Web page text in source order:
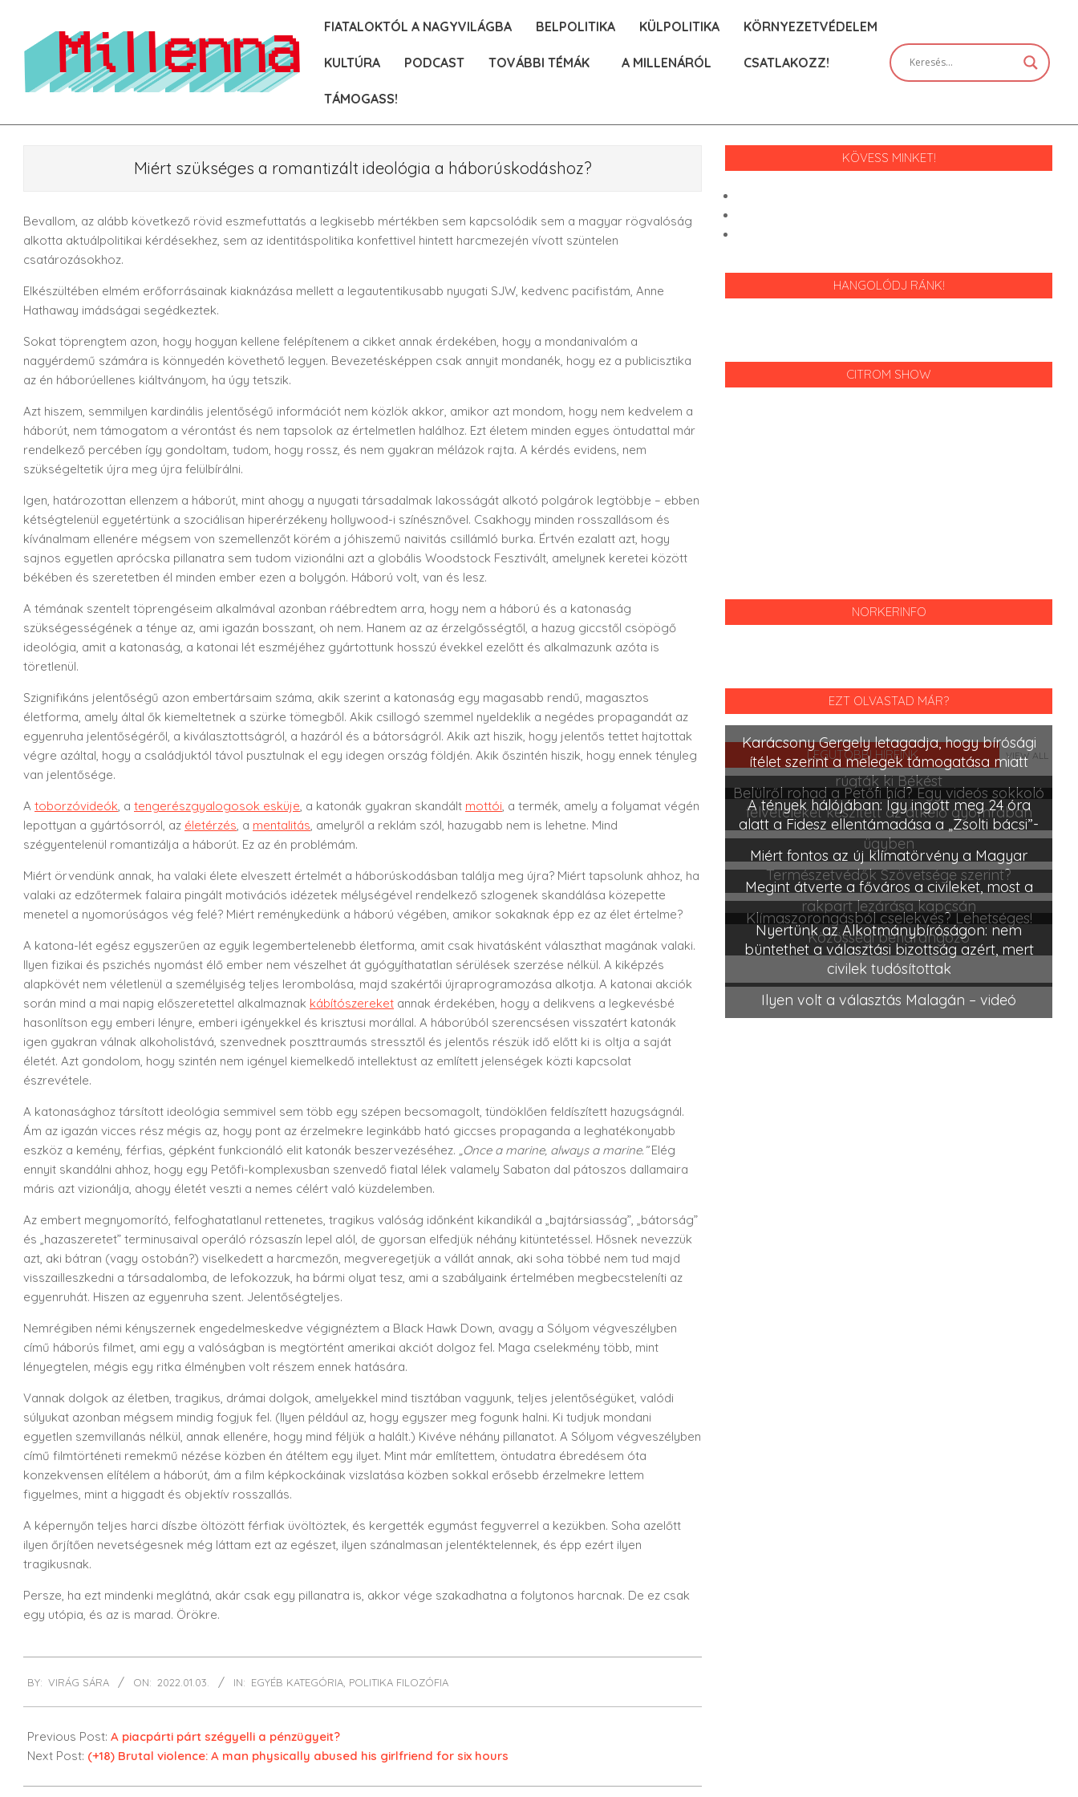
content
FIATALOKTÓL A NAGYVILÁGBA BELPOLITIKA KÜLPOLITIKA KÖRNYEZETVÉDELEM
KULTÚRA PODCAST TOVÁBBI TÉMÁK A MILLENÁRÓL CSATLAKOZZ!
TÁMOGASS!
Miért szükséges a romantizált ideológia a háborúskodáshoz?
Bevallom, az alább következő rövid eszmefuttatás a legkisebb mértékben sem kapcsolódik sem a magyar rögvalóság
alkotta aktuálpolitikai kérdésekhez, sem az identitáspolitika konfettivel hintett harcmezején vívott szüntelen
csatározásokhoz.
Elkészültében elmém erőforrásainak kiaknázása mellett a legautentikusabb nyugati SJW, kedvenc pacifistám, Anne
Hathaway imádságai segédkeztek.
Sokat töprengtem azon, hogy hogyan kellene felépítenem a cikket annak érdekében, hogy a mondanivalóm a
nagyérdemű számára is könnyedén követhető legyen. Bevezetésképpen csak annyit mondanék, hogy ez a publicisztika
az én háborúellenes kiáltványom, ha úgy tetszik.
Azt hiszem, semmilyen kardinális jelentőségű információt nem közlök akkor, amikor azt mondom, hogy nem kedvelem a
háborút, nem támogatom a vérontást és nem tapsolok az értelmetlen halálhoz. Ezt életem minden egyes öntudattal már
rendelkező percében így gondoltam, tudom, hogy rossz, és nem gyakran mélázok rajta. A kérdés evidens, nem
szükségeltetik újra meg újra felülbírálni.
Igen, határozottan ellenzem a háborút, mint ahogy a nyugati társadalmak lakosságát alkotó polgárok legtöbbje – ebben
kétségtelenül egyetértünk a szociálisan hiperérzékeny hollywood-i színésznővel. Csakhogy minden rosszallásom és
kívánalmam ellenére mégsem von szemellenzőt körém a jóhiszemű naivitás csillámló burka. Értvén ezalatt azt, hogy
sajnos egyetlen aprócska pillanatra sem tudom vizionálni azt a globális Woodstock Fesztivált, amelynek keretei között
békében és szeretetben él minden ember ezen a bolygón. Háború volt, van és lesz.
A témának szentelt töprengéseim alkalmával azonban ráébredtem arra, hogy nem a háború és a katonaság
szükségességének a ténye az, ami igazán bosszant, oh nem. Hanem az az érzelgősségtől, a hazug giccstől csöpögő
ideológia, amit a katonaság, a katonai lét eszméjéhez gyártottunk hosszú évekkel ezelőtt és alkalmazunk azóta is
töretlenül.
Szignifikáns jelentőségű azon embertársaim száma, akik szerint a katonaság egy magasabb rendű, magasztos
életforma, amely által ők kiemeltetnek a szürke tömegből. Akik csillogó szemmel nyeldeklik a negédes propagandát az
egyenruha jelentőségéről, a kiválasztottságról, a hazáról és a bátorságról. Akik azt hiszik, hogy jelentős tettet hajtottak
végre azáltal, hogy a családjuktól távol pusztulnak el egy idegen ország földjén. Akik őszintén hiszik, hogy ennek tényleg
van jelentősége.
A toborzóvideók, a tengerészgyalogosok esküje, a katonák gyakran skandált mottói, a termék, amely a folyamat végén
lepottyan a gyártósorról, az életérzés, a mentalitás, amelyről a reklám szól, hazugabb nem is lehetne. Mind
szégyentelenül romantizálja a háborút. Ez az én problémám.
Miért örvendünk annak, ha valaki élete elveszett értelmét a háborúskodásban találja meg újra? Miért tapsolunk ahhoz, ha
valaki az edzőtermek falaira pingált motivációs idézetek mélységével rendelkező szlogenek skandálása közepette
menetel a nyomorúságos vég felé? Miért reménykedünk a háború végében, amikor sokaknak épp ez az élet értelme?
A katona-lét egész egyszerűen az egyik legembertelenebb életforma, amit csak hivatásként választhat magának valaki.
Ilyen fizikai és pszichés nyomást élő ember nem vészelhet át gyógyíthatatlan sérülések szerzése nélkül. A kiképzés
alapkövét nem véletlenül a személyiség teljes lerombolása, majd szakértői újraprogramozása alkotja. A katonai akciók
során mind a mai napig előszeretettel alkalmaznak kábítószereket annak érdekében, hogy a delikvens a legkevésbé
hasonlítson egy emberi lényre, emberi igényekkel és krisztusi morállal. A háborúból szerencsésen visszatért katonák
igen gyakran válnak alkoholistává, szenvednek poszttraumás stressztől és jelentős részük idő előtt ki is oltja a saját
életét. Azt gondolom, hogy szintén nem igényel kiemelkedő intellektust az említett jelenségek közti kapcsolat
észrevétele.
A katonasághoz társított ideológia semmivel sem több egy szépen becsomagolt, tündöklően feldíszített hazugságnál.
Ám az igazán vicces rész mégis az, hogy pont az érzelmekre leginkább ható giccses propaganda a leghatékonyabb
eszköz a kemény, férfias, gépként funkcionáló elit katonák beszervezéséhez. „Once a marine, always a marine.”Elég
ennyit skandálni ahhoz, hogy egy Petőfi-komplexusban szenvedő fiatal lélek valamely Sabaton dal pátoszos dallamaira
máris azt vizionálja, ahogy életét veszti a nemes célért való küzdelemben.
Az embert megnyomorító, felfoghatatlanul rettenetes, tragikus valóság időnként kikandikál a „bajtársiasság”, „bátorság”
és „hazaszeretet” terminusaival operáló rózsaszín lepel alól, de gyorsan elfedjük néhány kitüntetéssel. Hősnek nevezzük
azt, aki bátran (vagy ostobán?) viselkedett a harcmezőn, megveregetjük a vállát annak, aki soha többé nem tud majd
visszailleszkedni a társadalomba, de lefokozzuk, ha bármi olyat tesz, ami a szabályaink értelmében megbecsteleníti az
egyenruhát. Hiszen az egyenruha szent. Jelentőségteljes.
Nemrégiben némi kényszernek engedelmeskedve végignéztem a Black Hawk Down, avagy a Sólyom végveszélyben
című háborús filmet, ami egy a valóságban is megtörtént amerikai akciót dolgoz fel. Maga cselekmény több, mint
lényegtelen, mégis egy ritka élményben volt részem ennek hatására.
Vannak dolgok az életben, tragikus, drámai dolgok, amelyekkel mind tisztában vagyunk, teljes jelentőségüket, valódi
súlyukat azonban mégsem mindig fogjuk fel. (Ilyen például az, hogy egyszer meg fogunk halni. Ki tudjuk mondani
egyetlen szemvillanás nélkül, annak ellenére, hogy mind féljük a halált.) Kivéve néhány pillanatot. A Sólyom végveszélyben
című filmtörténeti remekmű nézése közben én átéltem egy ilyet. Mint már említettem, öntudatra ébredésem óta
konzekvensen elítélem a háborút, ám a film képkockáinak vizslatása közben sokkal erősebb érzelmekre lettem
figyelmes, mint a higgadt és objektív rosszallás.
A képernyőn teljes harci díszbe öltözött férfiak üvöltöztek, és kergették egymást fegyverrel a kezükben. Soha azelőtt
ilyen őrjítően nevetségesnek még láttam ezt az egészet, ilyen szánalmasan jelentéktelennek, és épp ezért ilyen
tragikusnak.
Persze, ha ezt mindenki meglátná, akár csak egy pillanatra is, akkor vége szakadhatna a folytonos harcnak. De ez csak
egy utópia, és az is marad. Örökre.
01-
03
BY: VIRÁG SÁRA ON: 2022.01.03. IN: EGYÉB KATEGÓRIA POLITIKA FILOZÓFIA
Previous Post: A piacpárti párt szégyelli a pénzügyeit?
Next Post: (+18) Brutal violence: A man physically abused his girlfriend for six hours
KÖVESS MINKET!
HANGOLÓDJ RÁNK!
CITROM SHOW
NORKERINFO
EZT OLVASTAD MÁR?
LEGUTÓBBI HÍREINK VIEW ALL
Karácsony Gergely letagadja, hogy bírósági
ítélet szerint a melegek támogatása miatt
rúgták ki Békést
Belülről rohad a Petőfi híd? Egy videós sokkoló
felvételeket készített az átkelő gyomrában
A tények hálójában: Így ingott meg 24 óra
alatt a Fidesz ellentámadása a „Zsolti bácsi”-
ügyben
Miért fontos az új klímatörvény a Magyar
Természetvédők Szövetsége szerint?
Megint átverte a főváros a civileket, most a
rakpart lezárása kapcsán
Klímaszorongásból cselekvés? Lehetséges!
Közösségi beharangozó
Nyertünk az Alkotmánybíróságon: nem
büntethet a választási bizottság azért, mert
civilek tudósítottak
Ilyen volt a választás Malagán – videó